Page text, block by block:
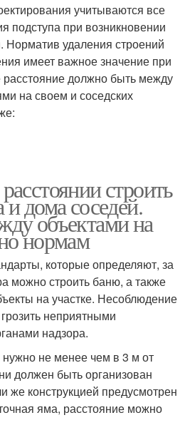
учитываются все
подступа при возникновении
Норматив удаления строений
имеет важное значение при
расстояние должно быть между
на своем и соседских
строить
дома соседей.
объектами на
нормам
которые определяют, за
можно строить баню, а также
на участке. Несоблюдение
неприятными
надзора.
нужно не менее чем в 3 м от
должен быть организован
же конструкцией предусмотрен
яма, расстояние можно